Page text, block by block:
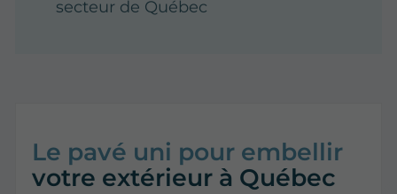
secteur de Québec
Le pavé uni pour embellir
votre extérieur à Québec